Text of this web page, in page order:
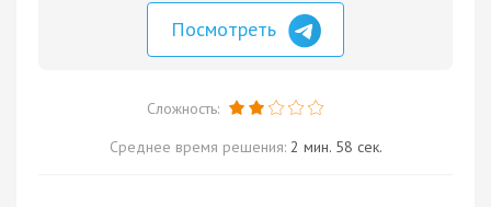
Посмотреть
Сложность:
Среднее время решения: 2 мин. 58 сек.